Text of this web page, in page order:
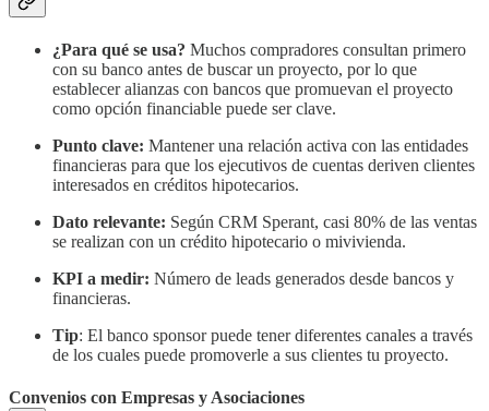
¿Para qué se usa? Muchos compradores consultan primero
con su banco antes de buscar un proyecto, por lo que
establecer alianzas con bancos que promuevan el proyecto
como opción financiable puede ser clave.
Punto clave: Mantener una relación activa con las entidades
financieras para que los ejecutivos de cuentas deriven clientes
interesados en créditos hipotecarios.
Dato relevante: Según CRM Sperant, casi 80% de las ventas
se realizan con un crédito hipotecario o mivivienda.
KPI a medir: Número de leads generados desde bancos y
financieras.
Tip: El banco sponsor puede tener diferentes canales a través
de los cuales puede promoverle a sus clientes tu proyecto.
Convenios con Empresas y Asociaciones